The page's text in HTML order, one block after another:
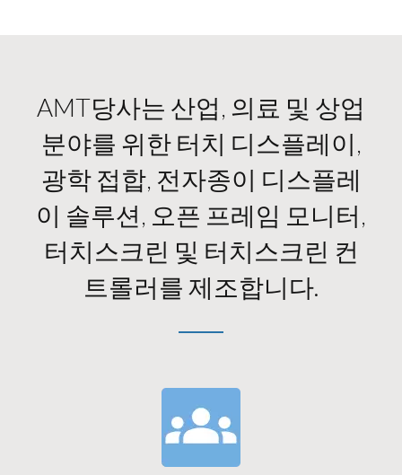
AMT당사는 산업, 의료 및 상업
분야를 위한 터치 디스플레이,
광학 접합, 전자종이 디스플레
이 솔루션, 오픈 프레임 모니터,
터치스크린 및 터치스크린 컨
트롤러를 제조합니다.